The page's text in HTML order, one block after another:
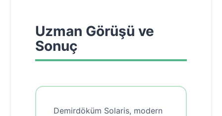
Uzman Görüşü ve
Sonuç
Demirdöküm Solaris, modern